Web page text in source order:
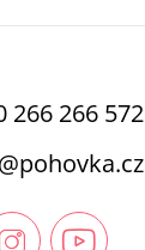
266 266 572
@pohovka.cz